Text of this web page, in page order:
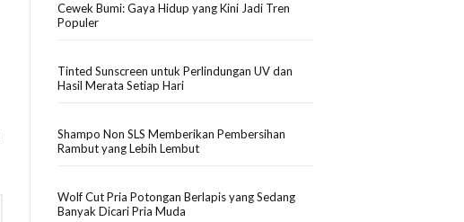
Cewek Bumi: Gaya Hidup yang Kini Jadi Tren
Populer
Tinted Sunscreen untuk Perlindungan UV dan
Hasil Merata Setiap Hari
Shampo Non SLS Memberikan Pembersihan
Rambut yang Lebih Lembut
Wolf Cut Pria Potongan Berlapis yang Sedang
Banyak Dicari Pria Muda